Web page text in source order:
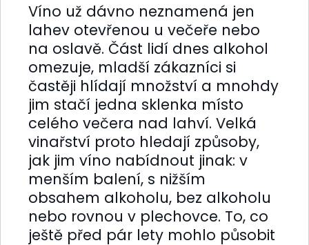
Víno už dávno neznamená jen
lahev otevřenou u večeře nebo
na oslavě. Část lidí dnes alkohol
omezuje, mladší zákazníci si
častěji hlídají množství a mnohdy
jim stačí jedna sklenka místo
celého večera nad lahví. Velká
vinařství proto hledají způsoby,
jak jim víno nabídnout jinak: v
menším balení, s nižším
obsahem alkoholu, bez alkoholu
nebo rovnou v plechovce. To, co
ještě před pár lety mohlo působit